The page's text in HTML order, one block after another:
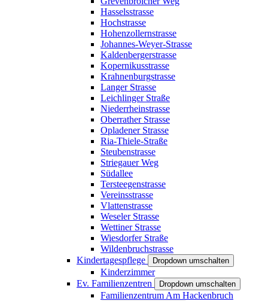
Hasselsstrasse
Hochstrasse
Hohenzollernstrasse
Johannes-Weyer-Strasse
Kaldenbergerstrasse
Kopernikusstrasse
Krahnenburgstrasse
Langer Strasse
Leichlinger Straße
Niederrheinstrasse
Oberrather Strasse
Opladener Strasse
Ria-Thiele-Straße
Steubenstrasse
Striegauer Weg
Südallee
Tersteegenstrasse
Vereinsstrasse
Vlattenstrasse
Weseler Strasse
Wettiner Strasse
Wiesdorfer Straße
Wildenbruchstrasse
Kindertagespflege
Dropdown umschalten
Kinderzimmer
Ev. Familienzentren
Dropdown umschalten
Familienzentrum Am Hackenbruch